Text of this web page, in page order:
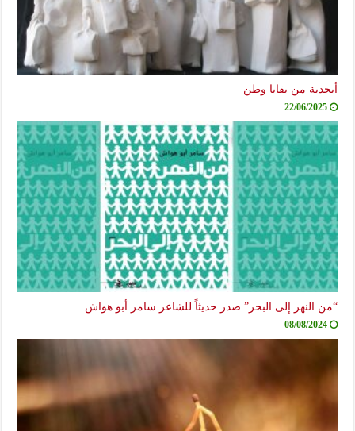
أبجدية من بقايا وطن
22/06/2025
“من النهر إلى البحر” صدر حديثاً للشاعر سامر أبو هواش
08/08/2024